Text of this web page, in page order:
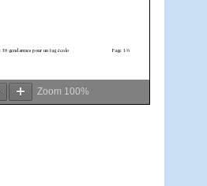
Zoom 100%